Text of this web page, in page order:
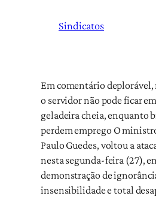
Sindicatos
Em comentário
o servidor não pode ficar
geladeira cheia, enquanto
perdem emprego O
Paulo Guedes, voltou a
nesta segunda-feira (27),
demonstração de
insensibilidade e total